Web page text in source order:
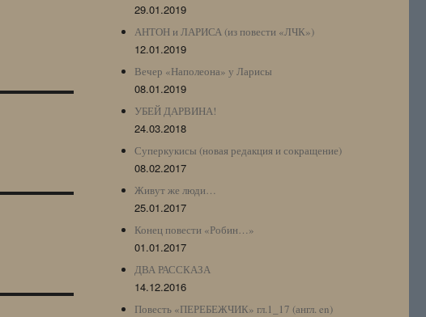
29.01.2019
АНТОН и ЛАРИСА (из повести «ЛЧК»)
12.01.2019
Вечер «Наполеона» у Ларисы
08.01.2019
УБЕЙ ДАРВИНА!
24.03.2018
Суперкукисы (новая редакция и сокращение)
08.02.2017
Живут же люди…
25.01.2017
Конец повести «Робин…»
01.01.2017
ДВА РАССКАЗА
14.12.2016
Повесть «ПЕРЕБЕЖЧИК» гл.1_17 (англ. en)